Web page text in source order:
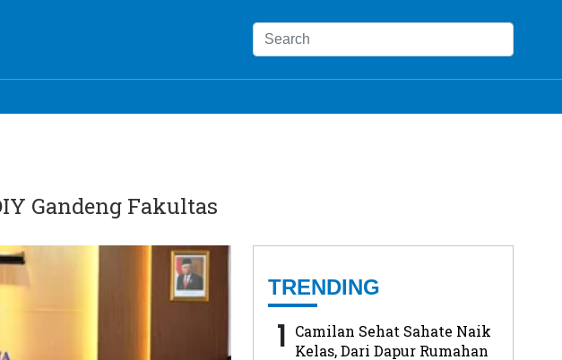
Gandeng Fakultas
TRENDING
1 Camilan Sehat Sahate Naik
Kelas, Dari Dapur Rumahan